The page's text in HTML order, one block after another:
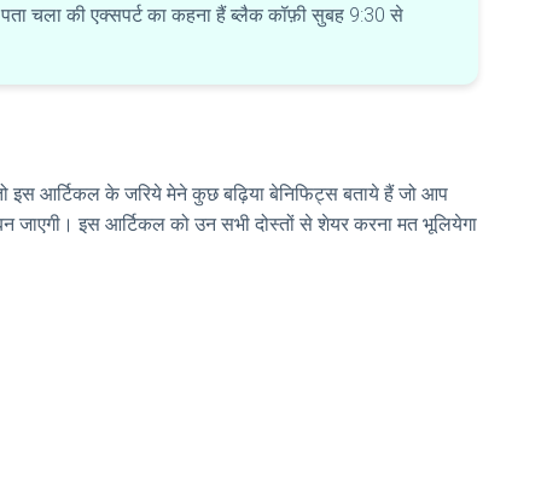
चला की एक्सपर्ट का कहना हैं ब्लैक कॉफ़ी सुबह 9:30 से
इस आर्टिकल के जरिये मेने कुछ बढ़िया बेनिफिट्स बताये हैं जो आप
जाएगी। इस आर्टिकल को उन सभी दोस्तों से शेयर करना मत भूलियेगा